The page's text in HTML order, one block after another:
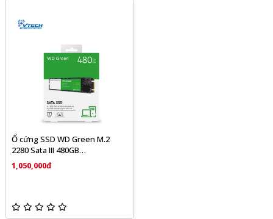
Ổ cứng SSD WD Green M.2
2280 Sata III 480GB
WDS480G2G0B
1,050,000đ